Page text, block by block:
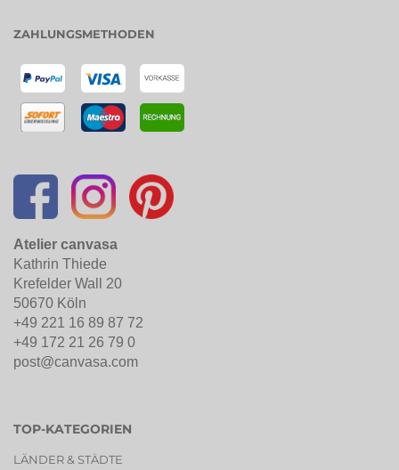
ZAHLUNGSMETHODEN
Atelier canvasa
Kathrin Thiede
Krefelder Wall 20
50670 Köln
+49 221 16 89 87 72
+49 172 21 26 79 0
post@canvasa.com
TOP-KATEGORIEN
LÄNDER & STÄDTE